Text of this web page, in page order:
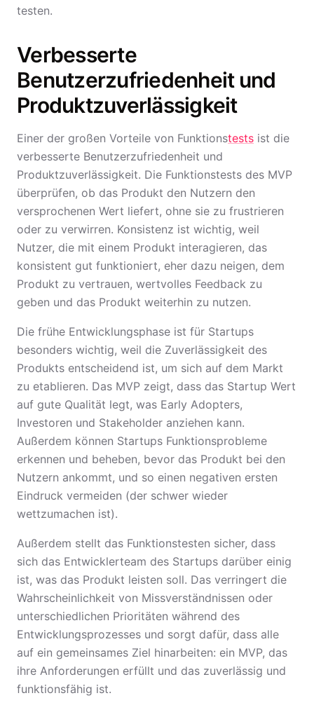
testen.
Verbesserte
Benutzerzufriedenheit und
Produktzuverlässigkeit
Einer der großen Vorteile von Funktionstests ist die
verbesserte Benutzerzufriedenheit und
Produktzuverlässigkeit. Die Funktionstests des MVP
überprüfen, ob das Produkt den Nutzern den
versprochenen Wert liefert, ohne sie zu frustrieren
oder zu verwirren. Konsistenz ist wichtig, weil
Nutzer, die mit einem Produkt interagieren, das
konsistent gut funktioniert, eher dazu neigen, dem
Produkt zu vertrauen, wertvolles Feedback zu
geben und das Produkt weiterhin zu nutzen.
Die frühe Entwicklungsphase ist für Startups
besonders wichtig, weil die Zuverlässigkeit des
Produkts entscheidend ist, um sich auf dem Markt
zu etablieren. Das MVP zeigt, dass das Startup Wert
auf gute Qualität legt, was Early Adopters,
Investoren und Stakeholder anziehen kann.
Außerdem können Startups Funktionsprobleme
erkennen und beheben, bevor das Produkt bei den
Nutzern ankommt, und so einen negativen ersten
Eindruck vermeiden (der schwer wieder
wettzumachen ist).
Außerdem stellt das Funktionstesten sicher, dass
sich das Entwicklerteam des Startups darüber einig
ist, was das Produkt leisten soll. Das verringert die
Wahrscheinlichkeit von Missverständnissen oder
unterschiedlichen Prioritäten während des
Entwicklungsprozesses und sorgt dafür, dass alle
auf ein gemeinsames Ziel hinarbeiten: ein MVP, das
ihre Anforderungen erfüllt und das zuverlässig und
funktionsfähig ist.